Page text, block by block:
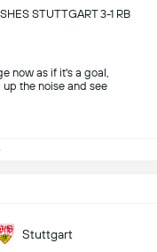
STUTTGART 3-1 RB
now as if it's a goal,
the noise and see
Stuttgart